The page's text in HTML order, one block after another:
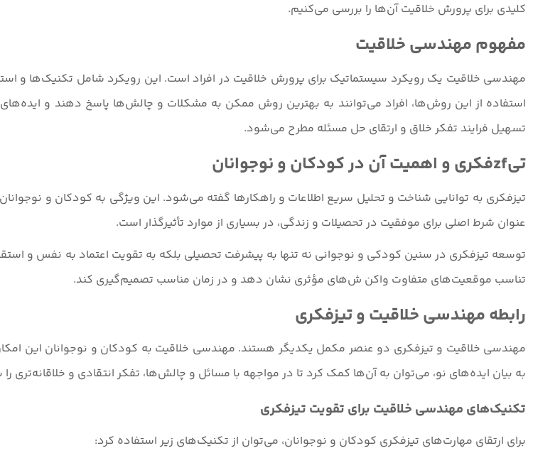
کلیدی برای پرورش خلاقیت آن‌ها را بررسی می‌کنیم.
مفهوم مهندسی خلاقیت
مهندسی خلاقیت یک رویکرد سیستماتیک برای پرورش خلاقیت در افراد است. این رویکرد شامل تکنیک‌ها و
استفاده از این روش‌ها، افراد می‌توانند به بهترین روش ممکن به مشکلات و چالش‌ها پاسخ دهند و ایده‌های
تسهیل فرایند تفکر خلاق و ارتقای حل مسئله مطرح می‌شود.
تیzfفکری و اهمیت آن در کودکان و نوجوانان
تیزفکری به توانایی شناخت و تحلیل سریع اطلاعات و راهکارها گفته می‌شود. این ویژگی به کودکان و
عنوان شرط اصلی برای موفقیت در تحصیلات و زندگی، در بسیاری از موارد تأثیرگذار است.
توسعه تیزفکری در سنین کودکی و نوجوانی نه تنها به پیشرفت تحصیلی بلکه به تقویت اعتماد به نفس و
تناسب موقعیت‌های متفاوت واکن ش‌های مؤثری نشان دهد و در زمان مناسب تصمیم‌گیری کند.
رابطه مهندسی خلاقیت و تیزفکری
مهندسی خلاقیت و تیزفکری دو عنصر مکمل یکدیگر هستند. مهندسی خلاقیت به کودکان و نوجوانان این
به بیان ایده‌های نو، می‌توان به آن‌ها کمک کرد تا در مواجهه با مسائل و چالش‌ها، تفکر انتقادی و خلاقانه‌تری را
تکنیک‌های مهندسی خلاقیت برای تقویت تیزفکری
برای ارتقای مهارت‌های تیزفکری کودکان و نوجوانان، می‌توان از تکنیک‌های زیر استفاده کرد: